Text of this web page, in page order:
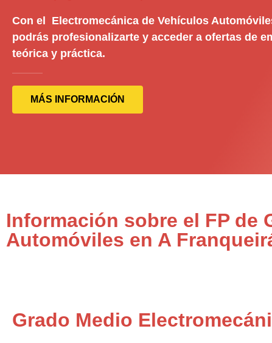
Con el Electromecánica de Vehículos
podrás profesionalizarte y acceder a ofertas de
teórica y práctica.
MÁS INFORMACIÓN
Información sobre el FP de
Automóviles en A
Grado Medio